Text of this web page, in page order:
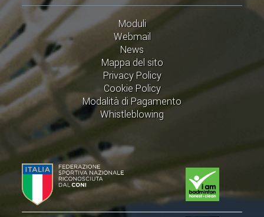
Moduli
Webmail
News
Mappa del sito
Privacy Policy
Cookie Policy
Modalità di Pagamento
Whistleblowing